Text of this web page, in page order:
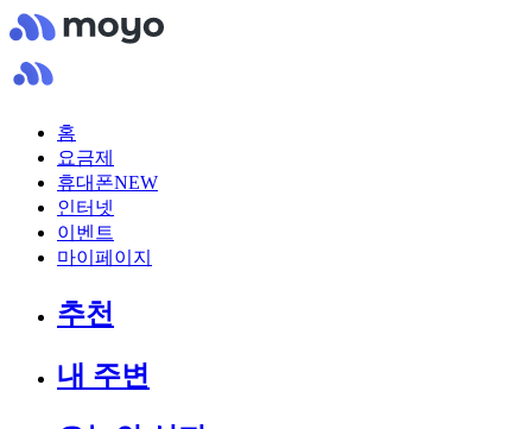
홈
요금제
휴대폰NEW
인터넷
이벤트
마이페이지
추천
내 주변